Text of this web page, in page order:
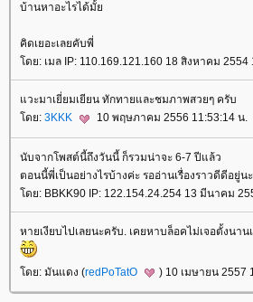
บ้านหาอะไรได้มั้ย
คิดเยอะเลยคับพี่
โดย: เมล IP: 110.169.121.160 18 สิงหาคม 2554
แวะมาเยี่ยมเยียน ทักทายและชมภาพสวยๆ ครับ
โดย: 3KKK 10 พฤษภาคม 2556 11:53:14 น.
นับจากโพสต์นี้ถึงวันนี้ ก็รวมน่าจะ 6-7 ปีแล้ว
ตอนนี้พี่เป็นอย่างไรบ้างค่ะ รออ่านเรื่องราวดีดีอยู่น
โดย: BBKK90 IP: 122.154.24.254 13 มีนาคม
หายเงียบไปเลยนะครับ. เคยหาบล็อคไม่เจอตั้งนาน
โดย: มันแดง (redPoTatO ) 10 เมษายน 2557